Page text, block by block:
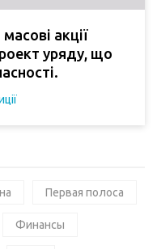
акції
уряду, що
Первая полоса
Финансы